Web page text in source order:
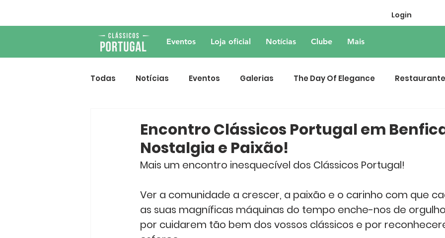
Login
Eventos Loja oficial Notícias Clube Mais
Todas Notícias Eventos Galerias The Day Of Elegance Restaurante
Encontro Clássicos Portugal em
Nostalgia e Paixão!
Mais um encontro inesquecível dos Clássicos Portugal!
Ver a comunidade a crescer, a paixão e o carinho com que
as suas magníficas máquinas do tempo enche-nos de
por cuidarem tão bem dos vossos clássicos e por